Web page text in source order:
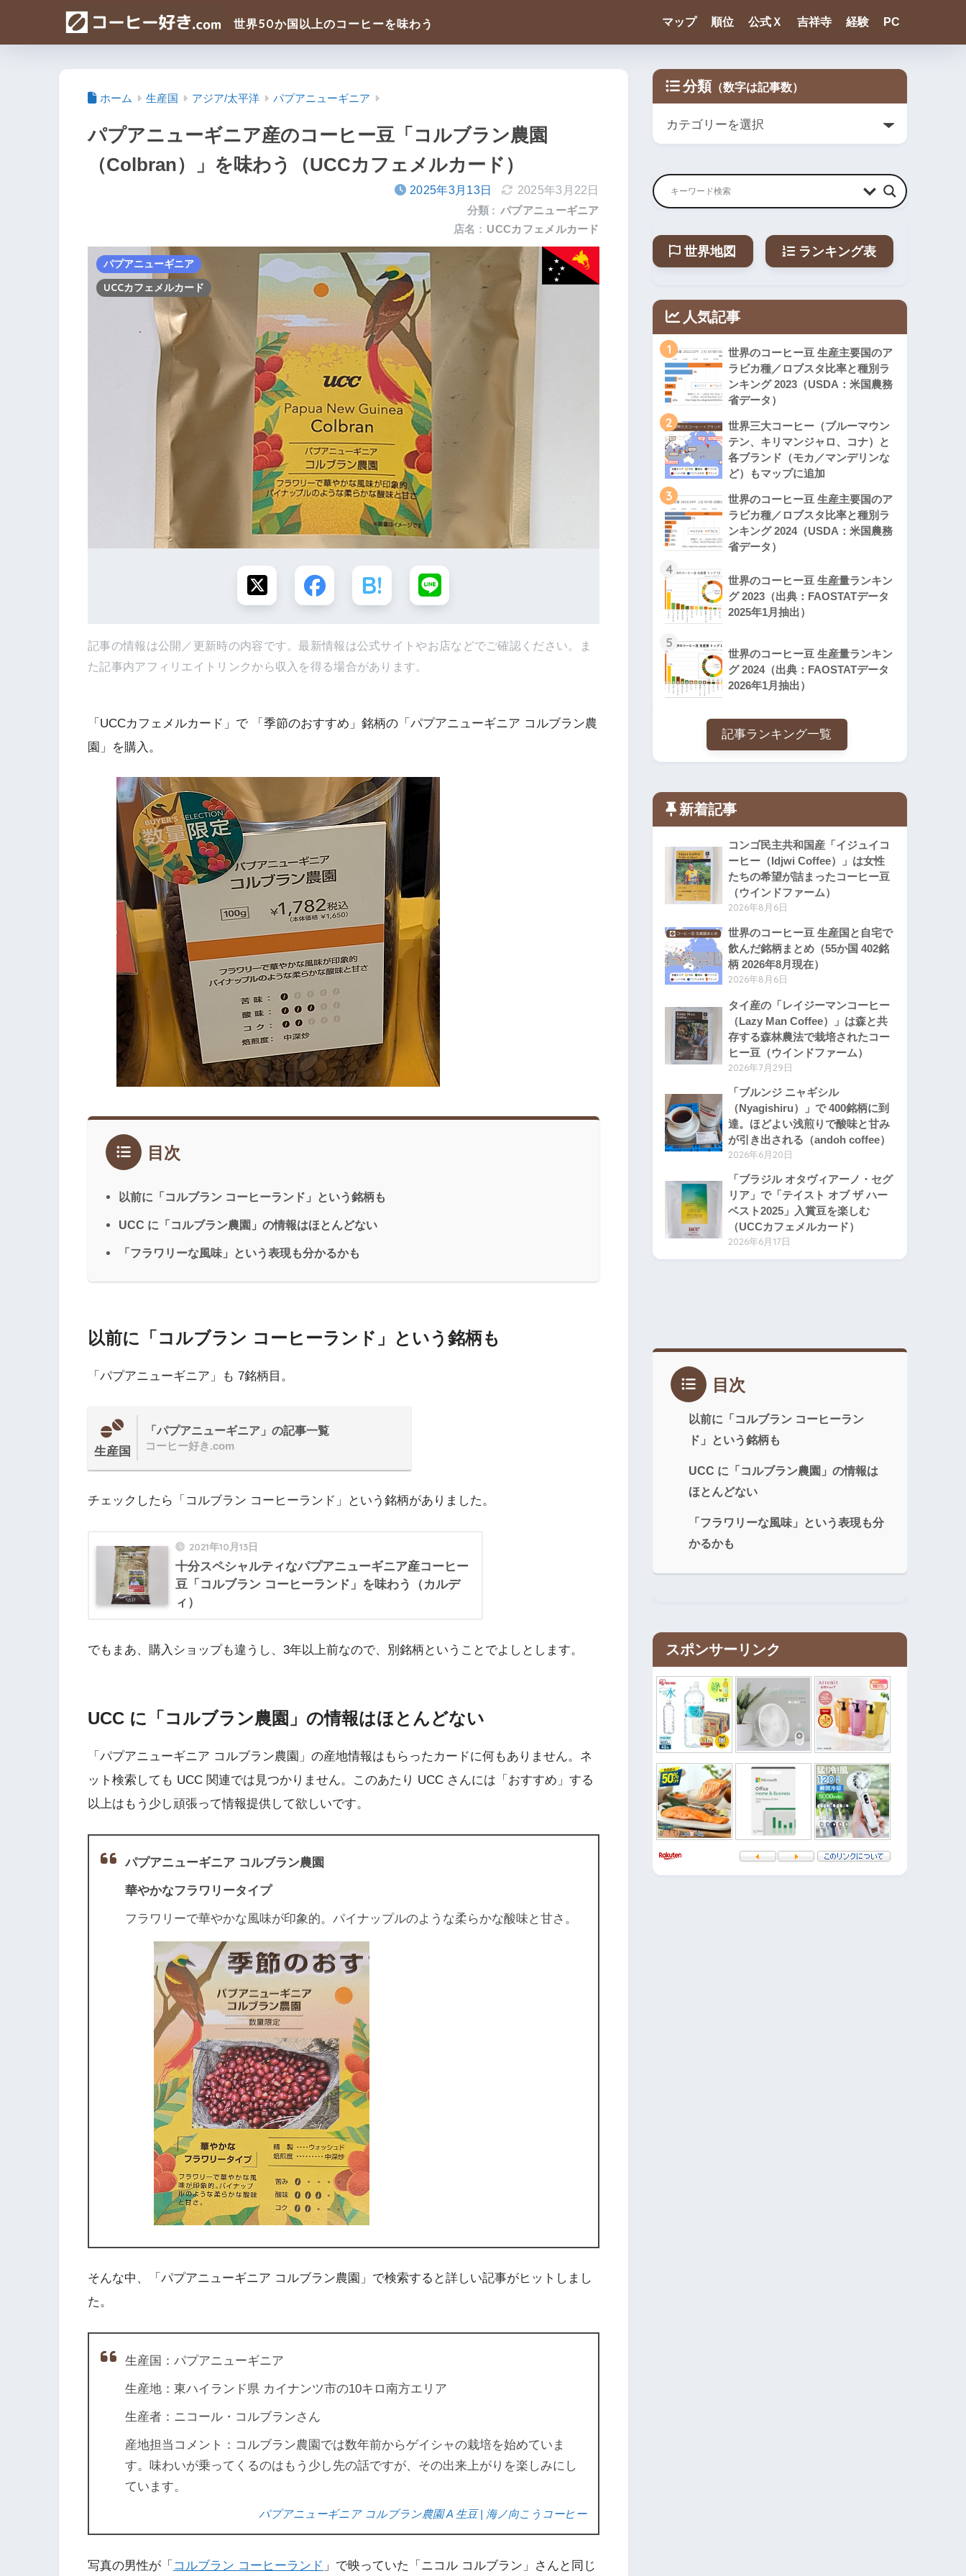
マップ 順位 公式Ｘ 吉祥寺 経験 PC
ホーム 生産国 アジア/太平洋 パプアニューギニア
パプアニューギニア産のコーヒー豆「コルブラン農園
（Colbran）」を味わう（UCCカフェメルカード）
2025年3月13日
2025年3月22日
分類 : パプアニューギニア
店名 : UCCカフェメルカード
パプアニューギニア
UCCカフェメルカード
記事の情報は公開／更新時の内容です。最新情報は公式サイトやお店などでご確認ください。ま
た記事内アフィリエイトリンクから収入を得る場合があります。
「UCCカフェメルカード」で 「季節のおすすめ」銘柄の「パプアニューギニア コルブラン農
園」を購入。
目次
以前に「コルブラン コーヒーランド」という銘柄も
UCC に「コルブラン農園」の情報はほとんどない
「フラワリーな風味」という表現も分かるかも
以前に「コルブラン コーヒーランド」という銘柄も
「パプアニューギニア」も 7銘柄目。
生産国
「パプアニューギニア」の記事一覧
コーヒー好き.com
チェックしたら「コルブラン コーヒーランド」という銘柄がありました。
2021年10月13日
十分スペシャルティなパプアニューギニア産コーヒー
豆「コルブラン コーヒーランド」を味わう（カルデ
ィ）
でもまあ、購入ショップも違うし、3年以上前なので、別銘柄ということでよしとします。
UCC に「コルブラン農園」の情報はほとんどない
「パプアニューギニア コルブラン農園」の産地情報はもらったカードに何もありません。ネ
ット検索しても UCC 関連では見つかりません。このあたり UCC さんには「おすすめ」する
以上はもう少し頑張って情報提供して欲しいです。
パプアニューギニア コルブラン農園
華やかなフラワリータイプ
フラワリーで華やかな風味が印象的。パイナップルのような柔らかな酸味と甘さ。
そんな中、「パプアニューギニア コルブラン農園」で検索すると詳しい記事がヒットしまし
た。
生産国：パプアニューギニア
生産地：東ハイランド県 カイナンツ市の10キロ南方エリア
生産者：ニコール・コルブランさん
産地担当コメント：コルブラン農園では数年前からゲイシャの栽培を始めていま
す。味わいが乗ってくるのはもう少し先の話ですが、その出来上がりを楽しみにし
ています。
パプアニューギニア コルブラン農園 A 生豆 | 海ノ向こうコーヒー
写真の男性が「 コルブラン コーヒーランド 」で映っていた「ニコル コルブラン」さんと同じ
分類
世界地図 ランキング表
人気記事
1
世界のコーヒー豆 生産主要国のア
ラビカ種／ロブスタ比率と種別ラ
ンキング 2023（USDA：米国農務
省データ）
2
世界三大コーヒー（ブルーマウン
テン、キリマンジャロ、コナ）と
各ブランド（モカ／マンデリンな
ど）もマップに追加
3
世界のコーヒー豆 生産主要国のア
ラビカ種／ロブスタ比率と種別ラ
ンキング 2024（USDA：米国農務
省データ）
4
世界のコーヒー豆 生産量ランキン
グ 2023（出典：FAOSTATデータ
2025年1月抽出）
5
世界のコーヒー豆 生産量ランキン
グ 2024（出典：FAOSTATデータ
2026年1月抽出）
記事ランキング一覧
新着記事
コンゴ民主共和国産「イジュイコ
ーヒー（Idjwi Coffee）」は女性
たちの希望が詰まったコーヒー豆
（ウインドファーム）
2026年8月6日
世界のコーヒー豆 生産国と自宅で
飲んだ銘柄まとめ（55か国 402銘
柄 2026年8月現在）
2026年8月6日
タイ産の「レイジーマンコーヒー
（Lazy Man Coffee）」は森と共
存する森林農法で栽培されたコー
ヒー豆（ウインドファーム）
2026年7月29日
「ブルンジ ニャギシル
（Nyagishiru）」で 400銘柄に到
達。ほどよい浅煎りで酸味と甘み
が引き出される（andoh coffee）
2026年6月20日
「ブラジル オタヴィアーノ・セグ
リア」で「テイスト オブ ザ ハー
ベスト2025」入賞豆を楽しむ
（UCCカフェメルカード）
2026年6月17日
目次
以前に「コルブラン コーヒーラン
ド」という銘柄も
UCC に「コルブラン農園」の情報は
ほとんどない
「フラワリーな風味」という表現も分
かるかも
スポンサーリンク